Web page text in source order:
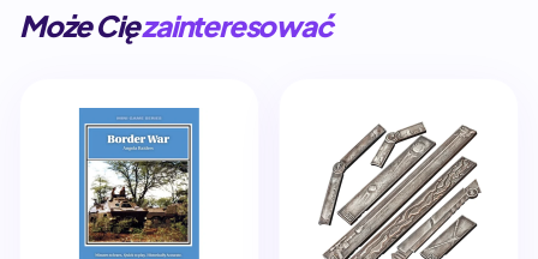
Może Cięzainteresować